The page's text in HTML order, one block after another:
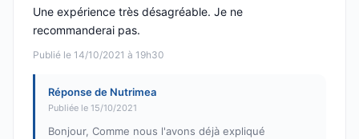
Publié le 14/10/2021 à 19h30
Une expérience très désagréable. Je ne
recommanderai pas.
Réponse de Nutrimea
Publiée le 15/10/2021
Bonjour, Comme nous l'avons déjà expliqué